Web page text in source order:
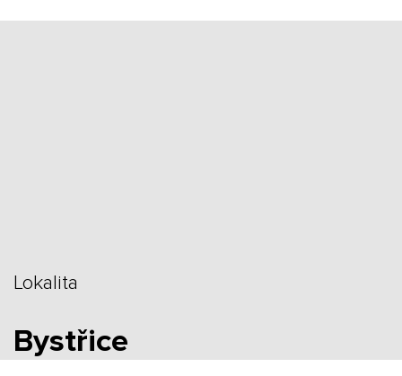
Lokalita
Bystřice